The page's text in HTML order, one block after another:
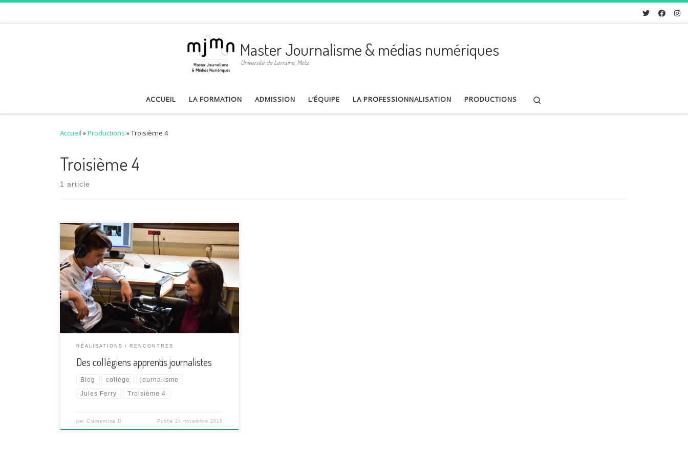
Master Journalisme & médias numériques
Université de Lorraine, Metz
ACCUEIL LA FORMATION ADMISSION L’ÉQUIPE LA PROFESSIONNALISATION PRODUCTIONS
Accueil »Productions »Troisième 4
Troisième 4
1 article
Les élèves de « troisième 4 » du collège Jules-Ferry,
en partenariat avec les étudiants du Master
Journalisme et Médias Numériques, viennent de
fonder leur blog : Trois-4 Blog. Le projet, qui se
déroule sur plusieurs mois, permet aux élèves
d’approcher le travail de journaliste. Au programme :
des publications d’articles, de la […]
RÉALISATIONS RENCONTRES
Des collégiens apprentis journalistes
Blog collège journalisme
Jules Ferry Troisième 4
parClémentine D Publié 24 novembre 2015